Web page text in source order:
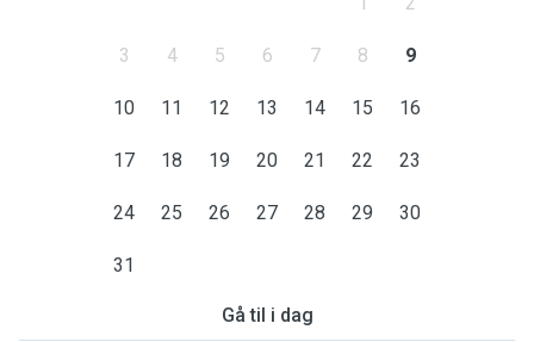
3 4 5 6 7 8 9
10 11 12 13 14 15 16
17 18 19 20 21 22 23
24 25 26 27 28 29 30
31
Gå til i dag